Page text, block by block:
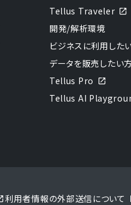
Tellus Traveler
開発/解析環境
ビジネスに利用した
データを販売したい
Tellus Pro
Tellus AI
利用者情報の外部送信について